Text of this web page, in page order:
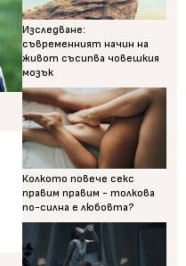
Изследване:
съвременният начин на
живот съсипва човешкия
мозък
Колкото повече секс
правим правим - толкова
по-силна е любовта?